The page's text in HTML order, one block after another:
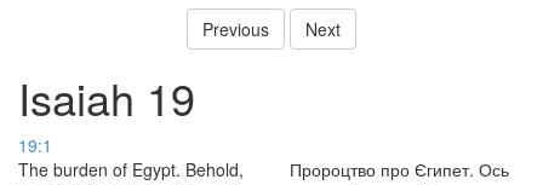
Previous Next
Isaiah 19
19:1
The burden of Egypt. Behold,
Пророцтво про Єгипет. Ось